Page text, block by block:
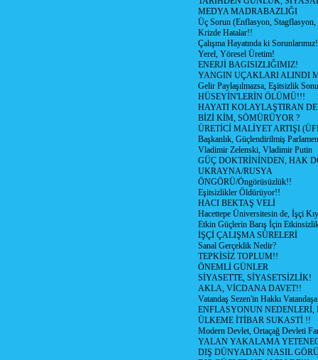
MEDYA MADRABAZLIĞI
Üç Sorun (Enflasyon, Stagflasyon,
Krizde Hatalar!!
Çalışma Hayatında ki
Yerel, Yöresel Üretim!
ENERJİ BAGISIZLIĞIMIZ!
YANGIN UÇAKLARI ALINDI
Gelir Paylaşılmazsa, Eşitsizlik
HÜSEYİN'LERİN ÖLÜMÜ!!!
HAYATI KOLAYLAŞTIRAN
BİZİ KİM, SÖMÜRÜYOR ?
ÜRETİCİ MALİYET ARTIŞI
Başkanlık, Güçlendirilmiş
Vladimir Zelenski, Vladimir Putin
GÜÇ DOKTRİNİNDEN, HAK
UKRAYNA/RUSYA
ÖNGÖRÜ/Öngörüsüzlük!!
Eşitsizlikler Öldürüyor!!
HACI BEKTAŞ VELİ
Hacettepe Üniversitesin de, İşçi
Etkin Güçlerin Barış İçin
İŞÇİ ÇALIŞMA SÜRELERİ
Sanal Gerçeklik Nedir?
TEPKİSİZ TOPLUM!!
ÖNEMLİ GÜNLER
SİYASETTE, SİYASETSİZLİK!
AKLA, VİCDANA DAVET!!
Vatandaş Sezen'in Hakkı
ENFLASYONUN NEDENLERİ,
ÜLKEME İTİBAR SUKASTİ !!
Modern Devlet, Ortaçağ Devleti
YALAN YAKALAMA
DIŞ DÜNYADAN NASIL